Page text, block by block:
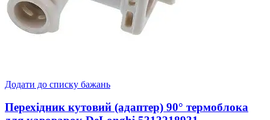
Додати до списку бажань
Перехідник кутовий (адаптер) 90° термоблока